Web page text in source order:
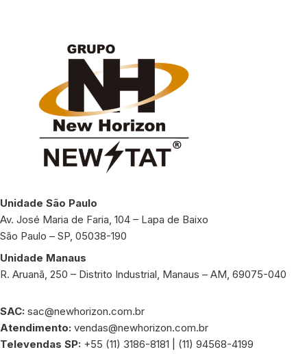
Unidade São Paulo
Av. José Maria de Faria, 104 – Lapa de Baixo
São Paulo – SP, 05038-190
Unidade Manaus
R. Aruanã, 250 – Distrito Industrial, Manaus – AM, 69075-040
SAC: sac@newhorizon.com.br
Atendimento: vendas@newhorizon.com.br
Televendas SP: +55 (11) 3186-8181 | (11) 94568-4199